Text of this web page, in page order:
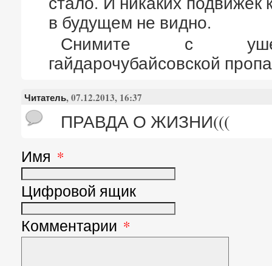
в будущем не видно.
Снимите с
гайдарочубайсовской
Читатель, 07.12.2013, 16:37
ПРАВДА О ЖИЗНИ(((
Имя *
Цифровой ящик
Комментарии *